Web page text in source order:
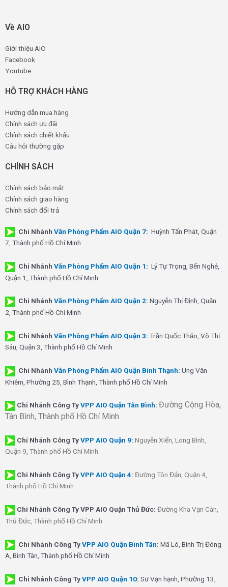
Về AIO
Giới thiệu AIO
Facebook
Youtube
HỖ TRỢ KHÁCH HÀNG
Hướng dẫn mua hàng
Chính sách ưu đãi
Chính sách chiết khấu
Câu hỏi thường gặp
CHÍNH SÁCH
Chính sách bảo mật
Chính sách giao hàng
Chính sách đổi trả
Chi Nhánh Văn Phòng Phẩm AIO Quận 7: Huỳnh Tấn Phát, Quận
7, Thành phố Hồ Chí Minh
Chi Nhánh Văn Phòng Phẩm AIO Quận 1: Lý Tự Trọng, Bến Nghé,
Quận 1, Thành phố Hồ Chí Minh
Chi Nhánh Văn Phòng Phẩm AIO Quận 2: Nguyễn Thị Định, Quận
2, Thành phố Hồ Chí Minh
Chi Nhánh Văn Phòng Phẩm AIO Quận 3: Trần Quốc Thảo, Võ Thị
Sáu, Quận 3, Thành phố Hồ Chí Minh
Chi Nhánh Văn Phòng Phẩm AIO Quận Bình Thạnh: Ung Văn
Khiêm, Phường 25, Bình Thạnh, Thành phố Hồ Chí Minh
Chi Nhánh Công TyVPP AIO Quận Tân Bình: Đường Cộng Hòa,
Tân Bình, Thành phố Hồ Chí Minh
Chi Nhánh Công TyVPP AIO Quận 9: Nguyễn Xiển, Long Bình,
Quận 9, Thành phố Hồ Chí Minh
Chi Nhánh Công TyVPP AIO Quận 4: Đường Tôn Đản, Quận 4,
Thành phố Hồ Chí Minh
Chi Nhánh Công Ty VPP AIO Quận Thủ Đức: Đường Kha Vạn Cân,
Thủ Đức, Thành phố Hồ Chí Minh
Chi Nhánh Công TyVPP AIO Quận Bình Tân: Mã Lò, Bình Trị Đông
A, Bình Tân, Thành phố Hồ Chí Minh
Chi Nhánh Công TyVPP AIO Quận 10: Sư Vạn hạnh, Phường 13,